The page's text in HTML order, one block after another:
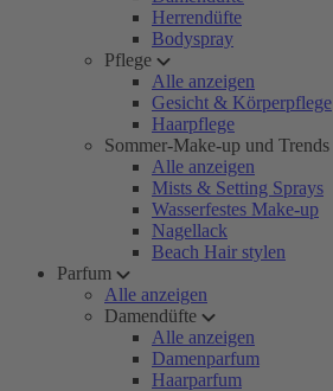
Herrendüfte
Bodyspray
Pflege
Alle anzeigen
Gesicht & Körperpflege
Haarpflege
Sommer-Make-up und Trends
Alle anzeigen
Mists & Setting Sprays
Wasserfestes Make-up
Nagellack
Beach Hair stylen
Parfum
Alle anzeigen
Damendüfte
Alle anzeigen
Damenparfum
Haarparfum